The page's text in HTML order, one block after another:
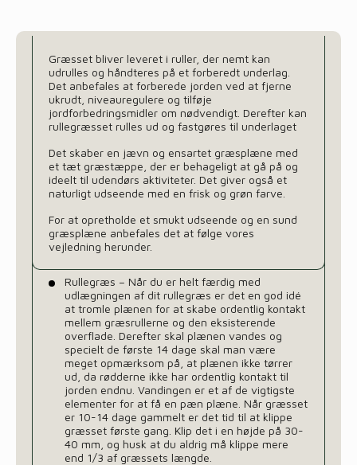
Græsset bliver leveret i ruller, der nemt kan
udrulles og håndteres på et forberedt underlag.
Det anbefales at forberede jorden ved at fjerne
ukrudt, niveauregulere og tilføje
jordforbedringsmidler om nødvendigt. Derefter kan
rullegræsset rulles ud og fastgøres til underlaget
Det skaber en jævn og ensartet græsplæne med
et tæt græstæppe, der er behageligt at gå på og
ideelt til udendørs aktiviteter. Det giver også et
naturligt udseende med en frisk og grøn farve.
For at opretholde et smukt udseende og en sund
græsplæne anbefales det at følge vores
vejledning herunder.
Rullegræs – Når du er helt færdig med
udlægningen af dit rullegræs er det en god idé
at tromle plænen for at skabe ordentlig kontakt
mellem græsrullerne og den eksisterende
overflade. Derefter skal plænen vandes og
specielt de første 14 dage skal man være
meget opmærksom på, at plænen ikke tørrer
ud, da rødderne ikke har ordentlig kontakt til
jorden endnu. Vandingen er et af de vigtigste
elementer for at få en pæn plæne. Når græsset
er 10-14 dage gammelt er det tid til at klippe
græsset første gang. Klip det i en højde på 30-
40 mm, og husk at du aldrig må klippe mere
end 1/3 af græssets længde.